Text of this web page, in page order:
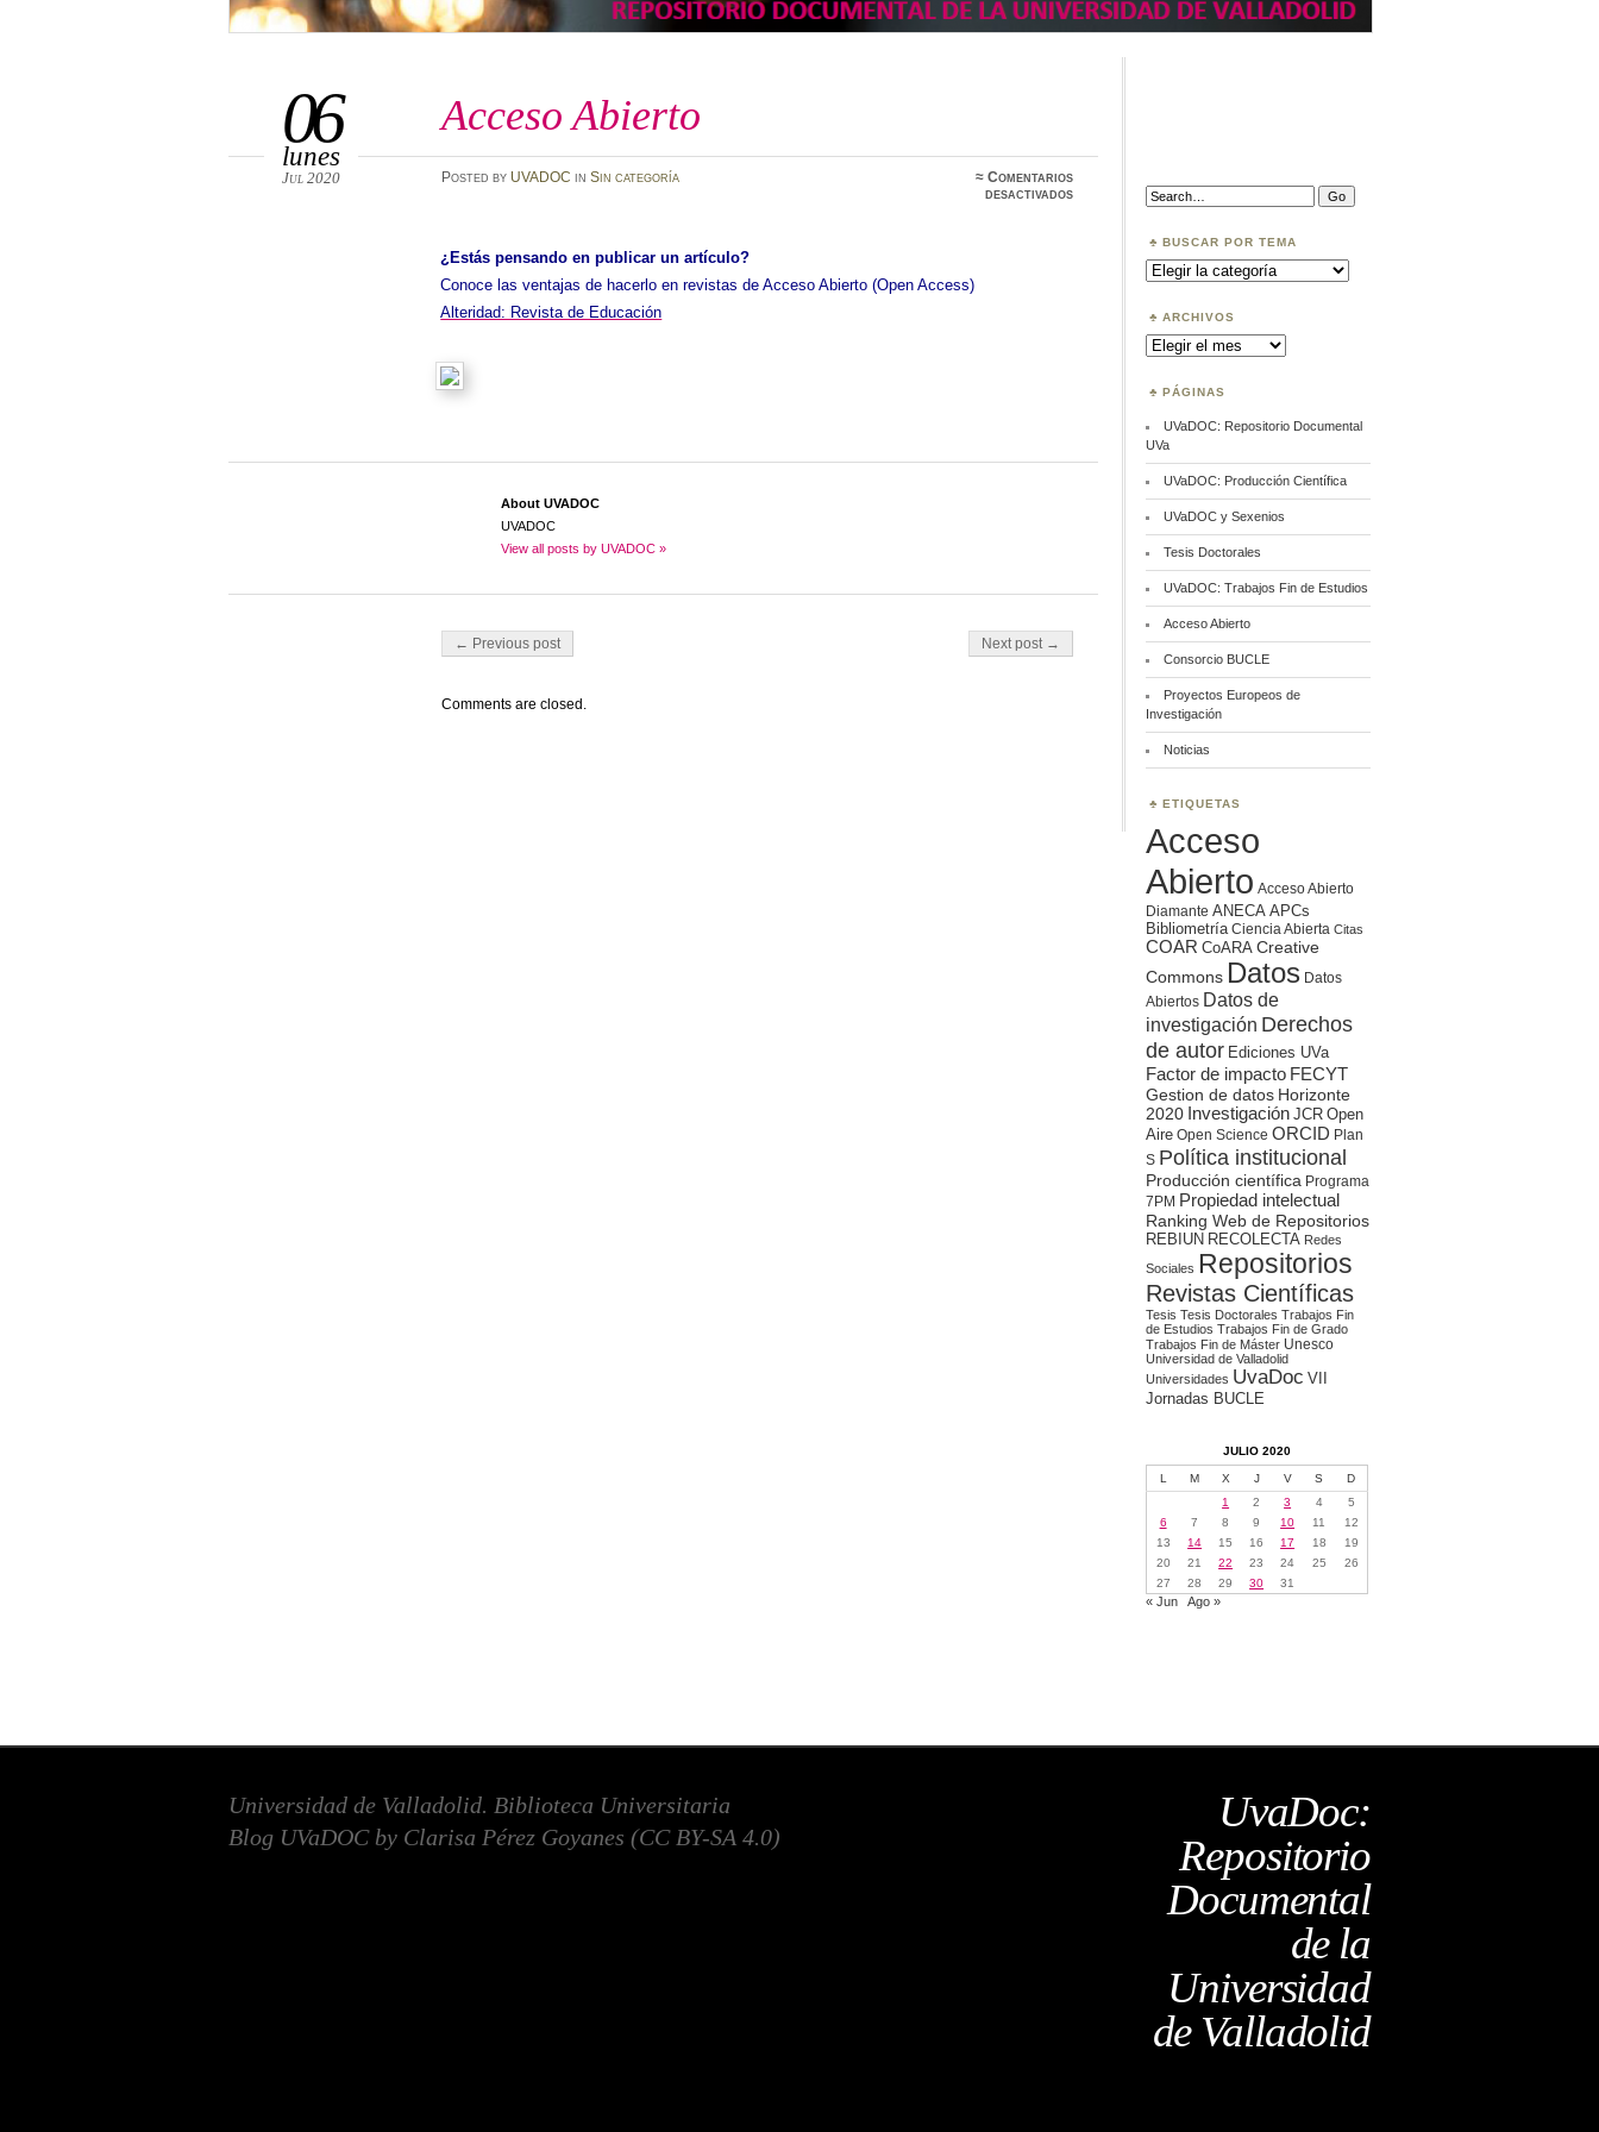
Acceso Abierto
06
lunes
Jul 2020 Posted by UVADOC in Sin categoría ≈Comentarios
desactivadosen
¿Estás pensando en publicar un artículo?
Conoce las ventajas de hacerlo en revistas de Acceso Abierto (Open Access)
Alteridad: Revista de Educación
About UVADOC
UVADOC
View all posts by UVADOC »
Post navigation
← Previous post Next post →
Comments are closed.
Search:
BUSCAR POR TEMA
Buscar
por
ARCHIVOS
Archivos
PÁGINAS
UVaDOC: Repositorio Documental
UVa
UVaDOC: Producción Científica
UVaDOC y Sexenios
Tesis Doctorales
UVaDOC: Trabajos Fin de Estudios
Acceso Abierto
Consorcio BUCLE
Proyectos Europeos de
Investigación
Noticias
ETIQUETAS
Acceso
Abierto Acceso Abierto
Diamante ANECA APCs
Bibliometría Ciencia Abierta Citas
COAR CoARA Creative
Commons Datos Datos
Abiertos Datos de
investigación Derechos
de autor Ediciones UVa
Factor de impacto FECYT
Gestion de datos Horizonte
2020 Investigación JCR Open
Aire Open Science ORCID Plan
S Política institucional
Producción científica Programa
7PM Propiedad intelectual
Ranking Web de Repositorios
REBIUN RECOLECTA Redes
Sociales Repositorios
Revistas Científicas
Tesis Tesis Doctorales Trabajos Fin
de Estudios Trabajos Fin de Grado
Trabajos Fin de Máster Unesco
Universidad de Valladolid
Universidades UvaDoc VII
Jornadas BUCLE
JULIO 2020
L M X J V S
D
1
2 3 4
5
6
7 8 9 10 11
12
13
14 15 16 17 18
19
20
21 22 23 24 25
26
27
28 29 30 31
« Jun Ago »
UvaDoc:
Repositorio
Documental
de la
Universidad
de Valladolid
Universidad de Valladolid. Biblioteca Universitaria
Blog UVaDOC by Clarisa Pérez Goyanes (CC BY-SA 4.0)